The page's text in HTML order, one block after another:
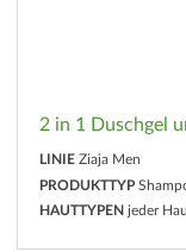
2 in 1 Duschgel
LINIE Ziaja Men
PRODUKTTYP
HAUTTYPEN jeder